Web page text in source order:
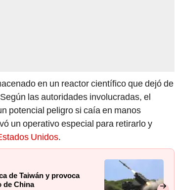
en un reactor científico que dejó de
las autoridades involucradas, el
potencial peligro si caía en manos
un operativo especial para retirarlo y
Unidos.
de Taiwán y provoca
de China